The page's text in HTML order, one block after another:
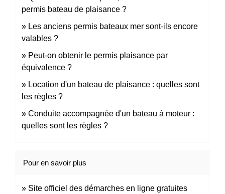
permis bateau de plaisance ?
Les anciens permis bateaux mer sont-ils encore
valables ?
Peut-on obtenir le permis plaisance par
équivalence ?
Location d'un bateau de plaisance : quelles sont
les règles ?
Conduite accompagnée d'un bateau à moteur :
quelles sont les règles ?
Pour en savoir plus
Site officiel des démarches en ligne gratuites